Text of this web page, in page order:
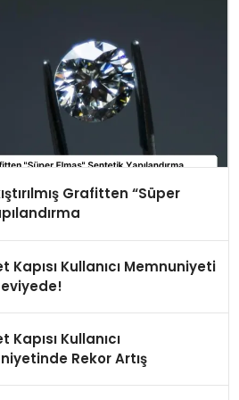
Grafitten “Süper
Kapısı Kullanıcı Memnuniyeti
Kapısı Kullanıcı
Rekor Artış